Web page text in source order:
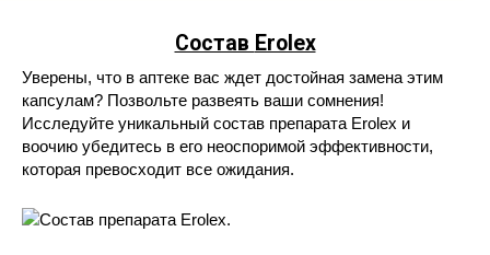
Состав Erolex
Уверены, что в аптеке вас ждет достойная замена этим
капсулам? Позвольте развеять ваши сомнения!
Исследуйте уникальный состав препарата Erolex и
воочию убедитесь в его неоспоримой эффективности,
которая превосходит все ожидания.